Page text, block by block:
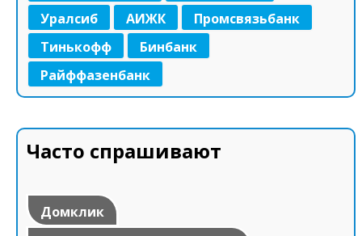
Уралсиб
АИЖК
Промсвязьбанк
Тинькофф
Бинбанк
Райффазенбанк
Часто спрашивают
Домклик